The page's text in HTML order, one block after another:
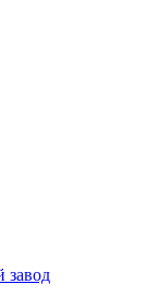
завод